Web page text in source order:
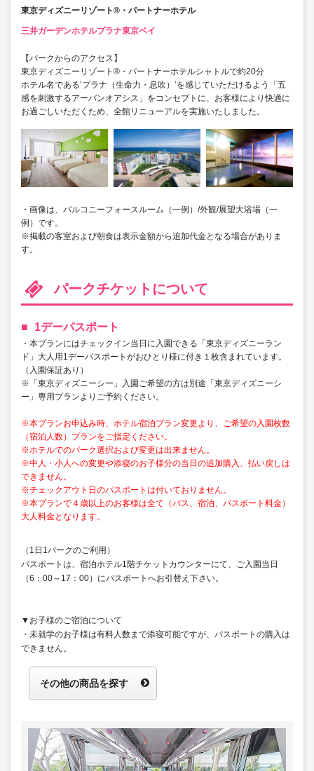
東京ディズニーリゾート®・パートナーホテル
三井ガーデンホテルプラナ東京ベイ
【パークからのアクセス】
東京ディズニーリゾート®・パートナーホテルシャトルで約20分
ホテル名である’プラナ（生命力・息吹）‘を感じていただけるよう「五
感を刺激するアーバンオアシス」をコンセプトに、お客様により快適に
お過ごしいただくため、全館リニューアルを実施いたしました。
・画像は、バルコニーフォースルーム（一例）/外観/展望大浴場（一
例）です。
※掲載の客室および朝食は表示金額から追加代金となる場合がありま
す。
パークチケットについて
1デーパスポート
・本プランにはチェックイン当日に入園できる「東京ディズニーラン
ド」大人用1デーパスポートがおひとり様に付き１枚含まれています。
（入園保証あり）
※「東京ディズニーシー」入園ご希望の方は別途「東京ディズニーシ
ー」専用プランよりご予約ください。
※本プランお申込み時、ホテル宿泊プラン変更より、ご希望の入園枚数
（宿泊人数）プランをご指定ください。
※ホテルでのパーク選択および変更は出来ません。
※中人・小人への変更や添寝のお子様分の当日の追加購入、払い戻しは
できません。
※チェックアウト日のパスポートは付いておりません。
※本プランで４歳以上のお客様は全て（バス、宿泊、パスポート料金）
大人料金となります。
（1日1パークのご利用）
パスポートは、宿泊ホテル1階チケットカウンターにて、ご入園当日
（6：00～17：00）にパスポートへお引替え下さい。
▼お子様のご宿泊について
・未就学のお子様は有料人数まで添寝可能ですが、パスポートの購入は
できません。
その他の商品を探す